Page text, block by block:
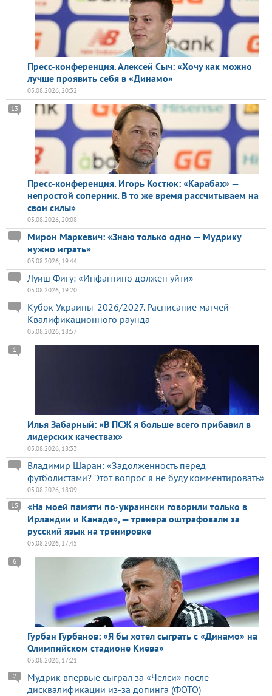
Пресс-конференция. Алексей Сыч: «Хочу как можно
лучше проявить себя в «Динамо»
05.08.2026, 20:32
Пресс-конференция. Игорь Костюк: «Карабах» —
непростой соперник. В то же время рассчитываем на
свои силы»
13
05.08.2026, 20:08
Мирон Маркевич: «Знаю только одно — Мудрику
нужно играть»
05.08.2026, 19:44
Луиш Фигу: «Инфантино должен уйти»
05.08.2026, 19:20
Кубок Украины-2026/2027. Расписание матчей
Квалификационного раунда
05.08.2026, 18:57
Илья Забарный: «В ПСЖ я больше всего прибавил в
лидерских качествах»
1
05.08.2026, 18:33
Владимир Шаран: «Задолженность перед
футболистами? Этот вопрос я не буду комментировать»
05.08.2026, 18:09
«На моей памяти по-украински говорили только в
Ирландии и Канаде», — тренера оштрафовали за
русский язык на тренировке
15
05.08.2026, 17:45
Гурбан Гурбанов: «Я бы хотел сыграть с «Динамо» на
Олимпийском стадионе Киева»
6
05.08.2026, 17:21
Мудрик впервые сыграл за «Челси» после
дисквалификации из-за допинга (ФОТО)
2